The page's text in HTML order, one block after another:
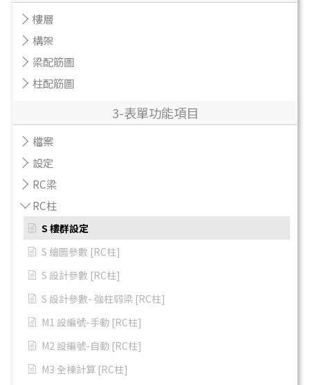
樓層
構架
梁配筋圖
柱配筋圖
3-表單功能項目
檔案
設定
RC梁
RC柱
S 樓群設定
S 繪圖參數 [RC柱]
S 設計參數 [RC柱]
S 設計參數- 強柱弱梁 [RC柱]
M1 設編號-手動 [RC柱]
M2 設編號-自動 [RC柱]
M3 全棟計算 [RC柱]